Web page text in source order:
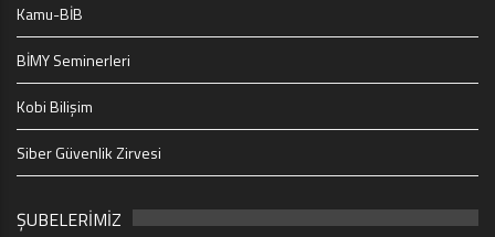
Kamu-BİB
BİMY Seminerleri
Kobi Bilişim
Siber Güvenlik Zirvesi
ŞUBELERİMİZ